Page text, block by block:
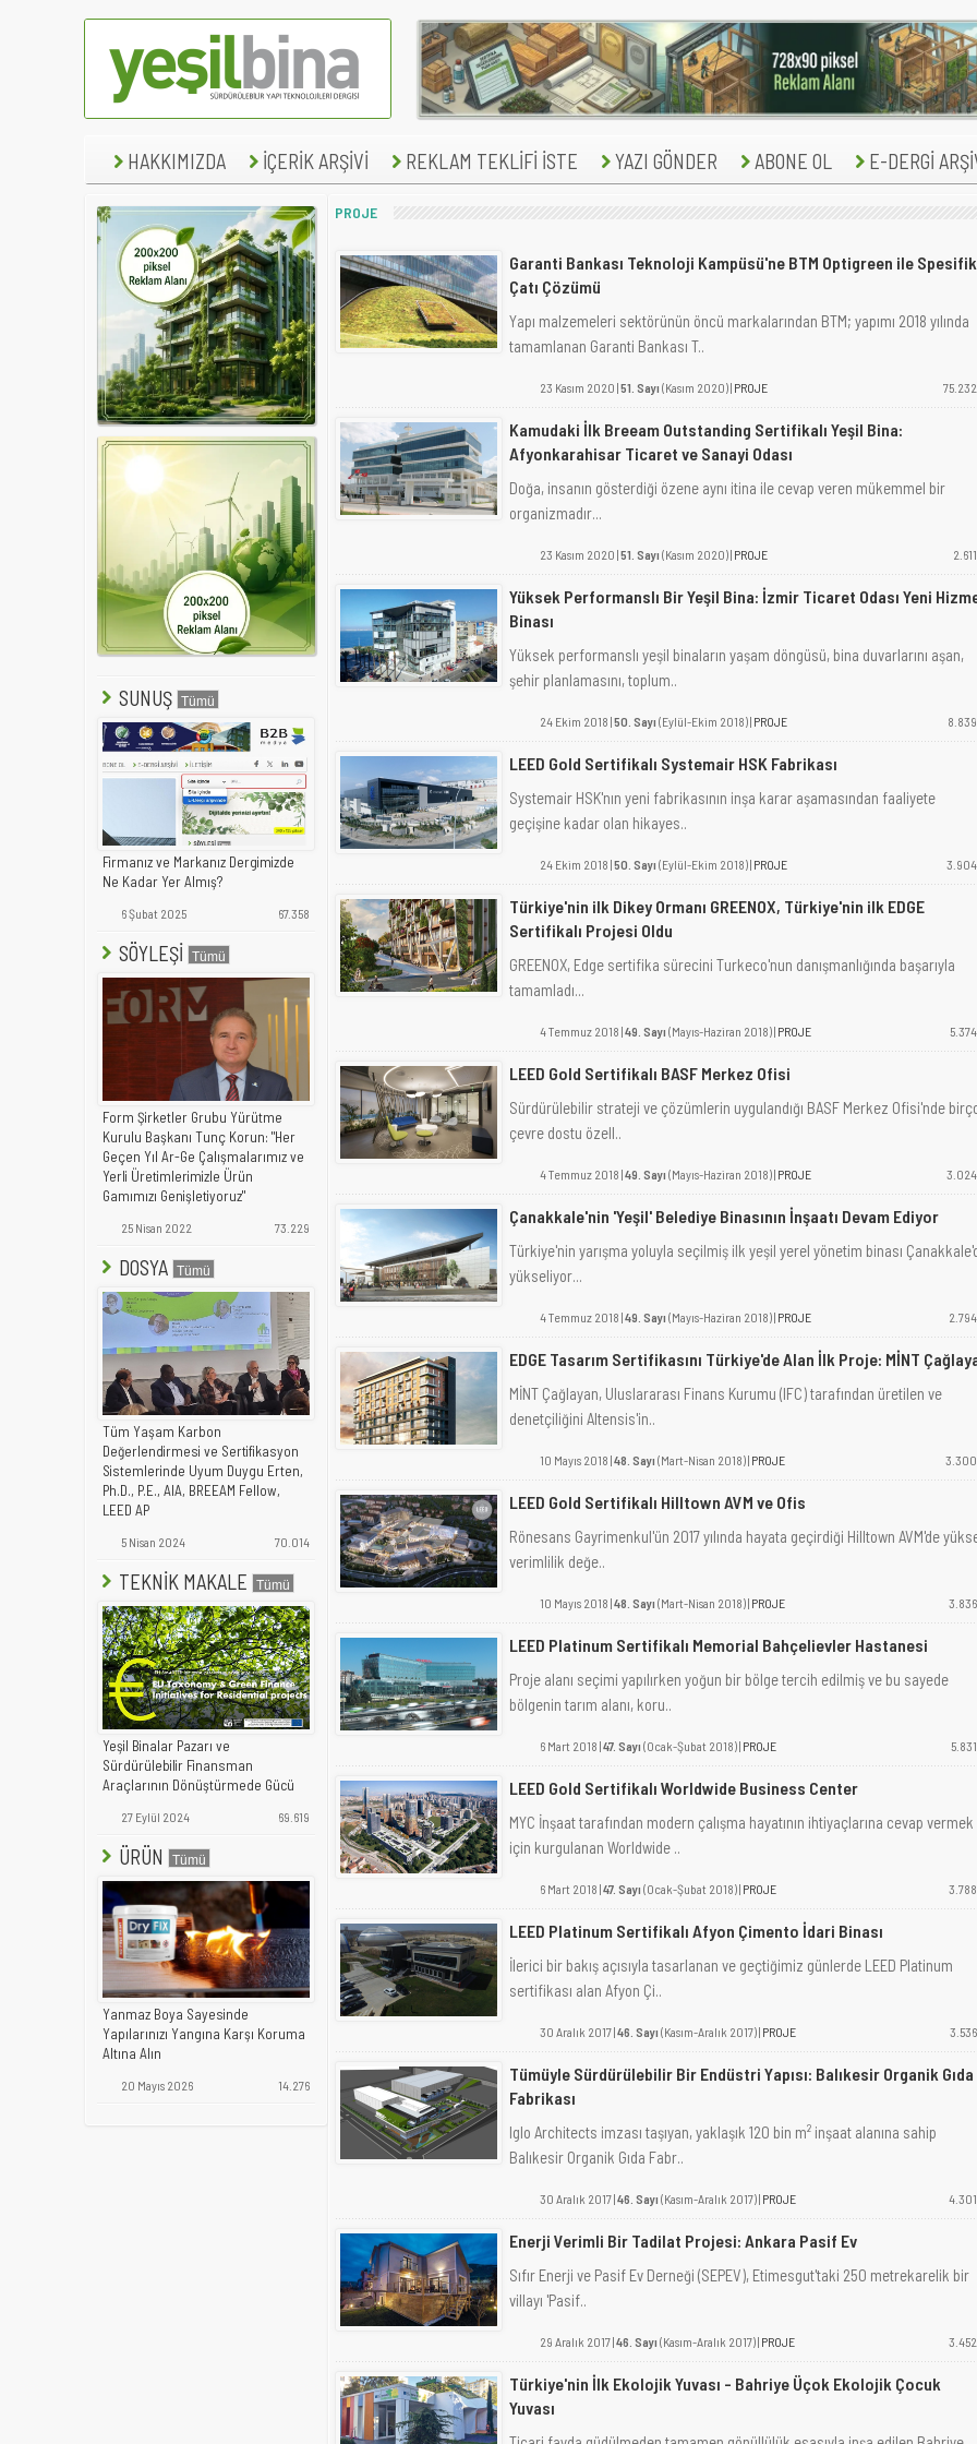
HAKKIMIZDA İÇERİK ARŞİVİ REKLAM TEKLİFİ İSTE YAZI GÖNDER ABONE OL E-DERGİ
SUNUŞ
Firmanız ve Markanız Dergimizde
Ne Kadar Yer Almış?
6 Şubat 2025 67.358
SÖYLEŞİ
Form Şirketler Grubu Yürütme
Kurulu Başkanı Tunç Korun: "Her
Geçen Yıl Ar-Ge Çalışmalarımız ve
Yerli Üretimlerimizle Ürün
Gamımızı Genişletiyoruz"
25 Nisan 2022 73.229
DOSYA
Tüm Yaşam Karbon
Değerlendirmesi ve Sertifikasyon
Sistemlerinde Uyum Duygu Erten,
Ph.D., P.E., AIA, BREEAM Fellow,
LEED AP
5 Nisan 2024 70.014
TEKNİK MAKALE
Yeşil Binalar Pazarı ve
Sürdürülebilir Finansman
Araçlarının Dönüştürmede Gücü
27 Eylül 2024 69.619
ÜRÜN
Yanmaz Boya Sayesinde
Yapılarınızı Yangına Karşı Koruma
Altına Alın
20 Mayıs 2026 14.276
PROJE
Garanti Bankası Teknoloji Kampüsü'ne BTM Optigreen ile Spesifik
Çatı Çözümü
Yapı malzemeleri sektörünün öncü markalarından BTM; yapımı 2018 yılında
tamamlanan Garanti Bankası T..
23 Kasım 2020 |51. Sayı (Kasım 2020) | PROJE 75.232
Kamudaki İlk Breeam Outstanding Sertifikalı Yeşil Bina:
Afyonkarahisar Ticaret ve Sanayi Odası
Doğa, insanın gösterdiği özene aynı itina ile cevap veren mükemmel bir
organizmadır...
23 Kasım 2020 |51. Sayı (Kasım 2020) | PROJE 2.611
Yüksek Performanslı Bir Yeşil Bina: İzmir Ticaret Odası Yeni
Binası
Yüksek performanslı yeşil binaların yaşam döngüsü, bina duvarlarını aşan,
şehir planlamasını, toplum..
24 Ekim 2018 |50. Sayı (Eylül-Ekim 2018) | PROJE 8.839
LEED Gold Sertifikalı Systemair HSK Fabrikası
Systemair HSK'nın yeni fabrikasının inşa karar aşamasından faaliyete
geçişine kadar olan hikayes..
24 Ekim 2018 |50. Sayı (Eylül-Ekim 2018) | PROJE 3.904
Türkiye'nin ilk Dikey Ormanı GREENOX, Türkiye'nin ilk EDGE
Sertifikalı Projesi Oldu
GREENOX, Edge sertifika sürecini Turkeco'nun danışmanlığında başarıyla
tamamladı...
4 Temmuz 2018 |49. Sayı (Mayıs-Haziran 2018) | PROJE 5.374
LEED Gold Sertifikalı BASF Merkez Ofisi
Sürdürülebilir strateji ve çözümlerin uygulandığı BASF Merkez Ofisi'nde
çevre dostu özell..
4 Temmuz 2018 |49. Sayı (Mayıs-Haziran 2018) | PROJE 3.024
Çanakkale'nin 'Yeşil' Belediye Binasının İnşaatı Devam Ediyor
Türkiye'nin yarışma yoluyla seçilmiş ilk yeşil yerel yönetim binası
yükseliyor...
4 Temmuz 2018 |49. Sayı (Mayıs-Haziran 2018) | PROJE 2.794
EDGE Tasarım Sertifikasını Türkiye'de Alan İlk Proje: MİNT
MİNT Çağlayan, Uluslararası Finans Kurumu (IFC) tarafından üretilen ve
denetçiliğini Altensis'in..
10 Mayıs 2018 |48. Sayı (Mart-Nisan 2018) | PROJE 3.300
LEED Gold Sertifikalı Hilltown AVM ve Ofis
Rönesans Gayrimenkul'ün 2017 yılında hayata geçirdiği Hilltown AVM'de
verimlilik değe..
10 Mayıs 2018 |48. Sayı (Mart-Nisan 2018) | PROJE 3.836
LEED Platinum Sertifikalı Memorial Bahçelievler Hastanesi
Proje alanı seçimi yapılırken yoğun bir bölge tercih edilmiş ve bu sayede
bölgenin tarım alanı, koru..
6 Mart 2018 |47. Sayı (Ocak-Şubat 2018) | PROJE 5.831
LEED Gold Sertifikalı Worldwide Business Center
MYC İnşaat tarafından modern çalışma hayatının ihtiyaçlarına cevap vermek
için kurgulanan Worldwide ..
6 Mart 2018 |47. Sayı (Ocak-Şubat 2018) | PROJE 3.788
LEED Platinum Sertifikalı Afyon Çimento İdari Binası
İlerici bir bakış açısıyla tasarlanan ve geçtiğimiz günlerde LEED Platinum
sertifikası alan Afyon Çi..
30 Aralık 2017 |46. Sayı (Kasım-Aralık 2017) | PROJE 3.536
Tümüyle Sürdürülebilir Bir Endüstri Yapısı: Balıkesir Organik Gıda
Fabrikası
Iglo Architects imzası taşıyan, yaklaşık 120 bin m² inşaat alanına sahip
Balıkesir Organik Gıda Fabr..
30 Aralık 2017 |46. Sayı (Kasım-Aralık 2017) | PROJE 4.301
Enerji Verimli Bir Tadilat Projesi: Ankara Pasif Ev
Sıfır Enerji ve Pasif Ev Derneği (SEPEV), Etimesgut'taki 250 metrekarelik bir
villayı 'Pasif..
29 Aralık 2017 |46. Sayı (Kasım-Aralık 2017) | PROJE 3.452
Türkiye'nin İlk Ekolojik Yuvası - Bahriye Üçok Ekolojik Çocuk
Yuvası